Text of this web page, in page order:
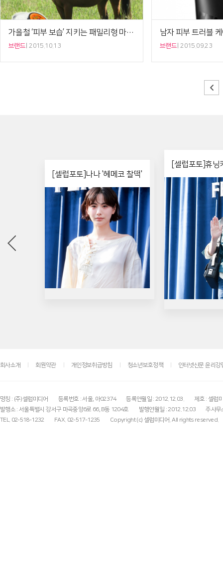
가을철 ‘피부 보습’ 지키는 패밀리형 마유크림 ‘주마’…
브랜드 2015.10.13 브랜드 2015.09.23
[셀럽포토]나나 '헤메코 찰떡'
[셀럽포토]휴닝
회사소개 회원약관 개인정보취급방침 청소년보호정책 인터넷신문 윤리강
명칭 : (주)셀럽미디어 등록번호 : 서울, 아02374 등록연월일 : 2012.12.03.
제호 : 셀럽
발행소 : 서울특별시 강서구 마곡중앙6로 66, B동 1204호
발행연월일 : 2012.12.03
주사무
TEL. 02-518-1232
FAX. 02-517-1235 Copyright (c) 셀럽미디어. All rights reserved.